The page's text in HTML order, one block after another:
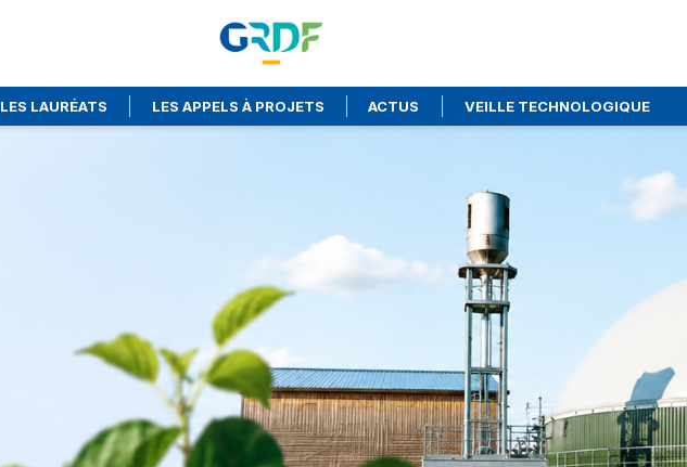
LES LAURÉATS LES APPELS À PROJETS ACTUS VEILLE TECHNOLOGIQUE